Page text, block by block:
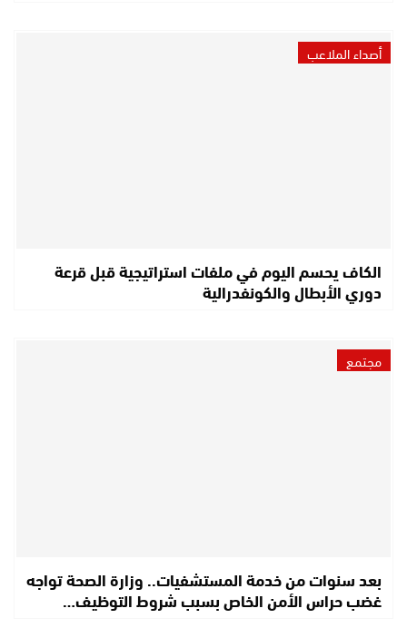
أصداء الملاعب
الكاف يحسم اليوم في ملفات استراتيجية قبل قرعة
دوري الأبطال والكونفدرالية
مجتمع
بعد سنوات من خدمة المستشفيات.. وزارة الصحة تواجه
غضب حراس الأمن الخاص بسبب شروط التوظيف…